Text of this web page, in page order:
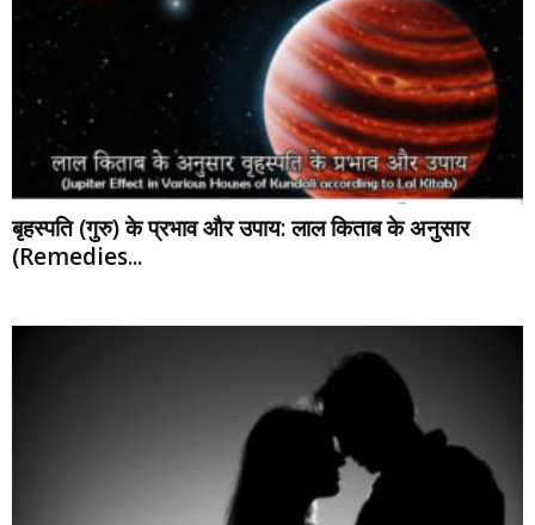
बृहस्पति (गुरु) के प्रभाव और उपाय: लाल किताब के अनुसार
(Remedies...